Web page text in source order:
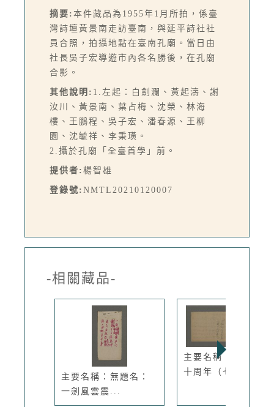
摘要: 本件藏品為1955年1月所拍，係臺
灣詩壇黃景南走訪臺南，與延平詩社社
員合照，拍攝地點在臺南孔廟。當日由
社長吳子宏導遊市內各名勝後，在孔廟
合影。
其他說明: 1.左起：白劍瀾、黃起濤、謝
汝川、黃景南、葉占梅、沈榮、林海
樓、王鵬程、吳子宏、潘春源、王柳
園、沈毓祥、李秉璜。
2.攝於孔廟「全臺首學」前。
提供者: 楊智雄
登錄號: NMTL20210120007
-相關藏品-
主要名稱：無題名：
一劍風雲震...
主要名稱：台灣光復
十周年（七...